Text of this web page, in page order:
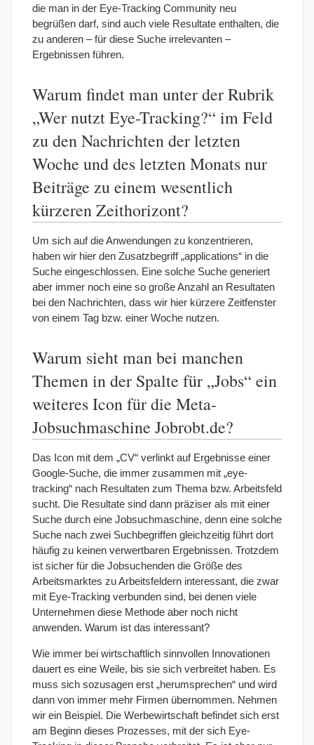
die man in der Eye-Tracking Community neu
begrüßen darf, sind auch viele Resultate enthalten, die
zu anderen – für diese Suche irrelevanten –
Ergebnissen führen.
Warum findet man unter der Rubrik
„Wer nutzt Eye-Tracking?“ im Feld
zu den Nachrichten der letzten
Woche und des letzten Monats nur
Beiträge zu einem wesentlich
kürzeren Zeithorizont?
Um sich auf die Anwendungen zu konzentrieren,
haben wir hier den Zusatzbegriff „applications“ in die
Suche eingeschlossen. Eine solche Suche generiert
aber immer noch eine so große Anzahl an Resultaten
bei den Nachrichten, dass wir hier kürzere Zeitfenster
von einem Tag bzw. einer Woche nutzen.
Warum sieht man bei manchen
Themen in der Spalte für „Jobs“ ein
weiteres Icon für die Meta-
Jobsuchmaschine Jobrobt.de?
Das Icon mit dem „CV“ verlinkt auf Ergebnisse einer
Google-Suche, die immer zusammen mit „eye-
tracking“ nach Resultaten zum Thema bzw. Arbeitsfeld
sucht. Die Resultate sind dann präziser als mit einer
Suche durch eine Jobsuchmaschine, denn eine solche
Suche nach zwei Suchbegriffen gleichzeitig führt dort
häufig zu keinen verwertbaren Ergebnissen. Trotzdem
ist sicher für die Jobsuchenden die Größe des
Arbeitsmarktes zu Arbeitsfeldern interessant, die zwar
mit Eye-Tracking verbunden sind, bei denen viele
Unternehmen diese Methode aber noch nicht
anwenden. Warum ist das interessant?
Wie immer bei wirtschaftlich sinnvollen Innovationen
dauert es eine Weile, bis sie sich verbreitet haben. Es
muss sich sozusagen erst „herumsprechen“ und wird
dann von immer mehr Firmen übernommen. Nehmen
wir ein Beispiel. Die Werbewirtschaft befindet sich erst
am Beginn dieses Prozesses, mit der sich Eye-